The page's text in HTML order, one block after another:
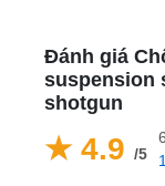
Đánh giá
suspension
shotgun
★ 4.9 /5